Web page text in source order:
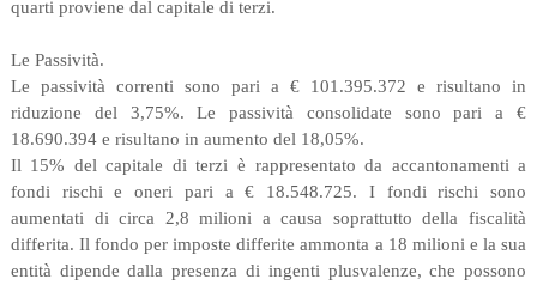
quarti proviene dal capitale di terzi.
Le Passività.
Le passività correnti sono pari a € 101.395.372 e risultano in
riduzione del 3,75%. Le passività consolidate sono pari a €
18.690.394 e risultano in aumento del 18,05%.
Il 15% del capitale di terzi è rappresentato da accantonamenti a
fondi rischi e oneri pari a € 18.548.725. I fondi rischi sono
aumentati di circa 2,8 milioni a causa soprattutto della fiscalità
differita. Il fondo per imposte differite ammonta a 18 milioni e la sua
entità dipende dalla presenza di ingenti plusvalenze, che possono